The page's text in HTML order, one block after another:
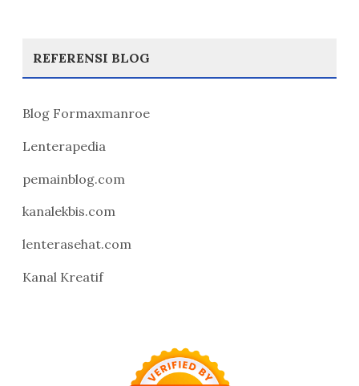
REFERENSI BLOG
Blog Formaxmanroe
Lenterapedia
pemainblog.com
kanalekbis.com
lenterasehat.com
Kanal Kreatif